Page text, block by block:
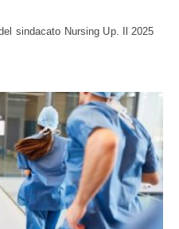
sindacato Nursing Up. Il 2025